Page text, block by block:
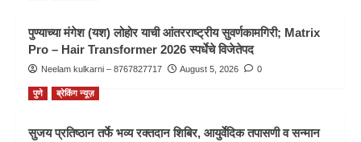
पुण्याच्या मंगेश (यश) लोहोर याची आंतरराष्ट्रीय सुवर्णकामगिरी; Matrix
Pro – Hair Transformer 2026 स्पर्धेचे विजेतेपद
Neelam kulkarni – 8767827717 August 5, 2026 0
पुणे ब्रेकिंग न्यूज़
सुजय प्रतिष्ठान तर्फे भव्य रक्तदान शिबिर, आयुर्वेदिक तपासणी व सन्मान